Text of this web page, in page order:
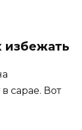
избежать
сарае. Вот